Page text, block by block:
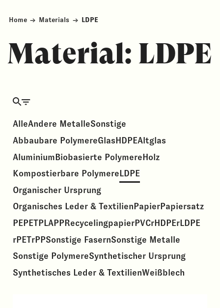
Home → Materials → LDPE
Material: LDPE
AlleAndere MetalleSonstige
Abbaubare PolymereGlasHDPEAltglas
AluminiumBiobasierte PolymereHolz
Kompostierbare Polymere LDPE
Organischer Ursprung
Organisches Leder & Textilien PapierPapiersatz
PE PETPLAPPRecycelingpapierPVCrHDPErLDPE
rPETrPPSonstige FasernSonstige Metalle
Sonstige PolymereSynthetischer Ursprung
Synthetisches Leder & TextilienWeißblech